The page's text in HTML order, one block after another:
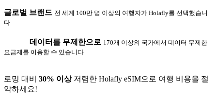
글로벌 브랜드 전 세계 100만 명 이상의 여행자가 Holafly를 선택했습니
다
데이터를 무제한으로 170개 이상의 국가에서 데이터 무제한
요금제를 이용할 수 있습니다
로밍 대비 30% 이상저렴한 Holafly eSIM으로 여행 비용을 절
약하세요!